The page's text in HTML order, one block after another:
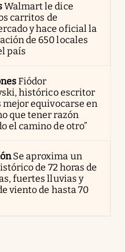
Walmart le dice
carritos de
y hace oficial la
de 650 locales
país
Fiódor
histórico escritor
mejor equivocarse en
que tener razón
el camino de otro”
Se aproxima un
de 72 horas de
fuertes lluvias y
viento de hasta 70